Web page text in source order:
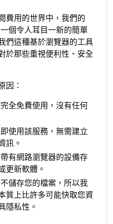
費用的世界中，我們的
個令人耳目一新的簡單
們這種基於瀏覽器的工具
於那些重視便利性、安全
因：
全免費使用，沒有任何
使用該服務，無需建立
訊。
有網路瀏覽器的設備存
更新軟體。
儲存您的檔案，所以我
質上比許多可能快取您資
隱私性。